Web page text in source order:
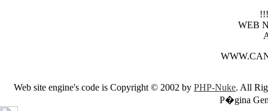
WEB
Web site engine's code is Copyright © 2002 by PHP-Nuke. All
P�gina